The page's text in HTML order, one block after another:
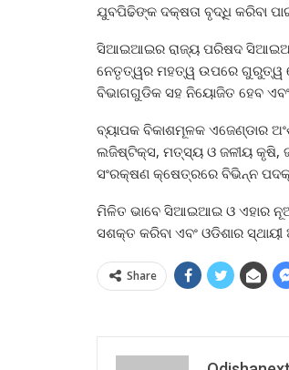
ଯୁବପିଢିଙ୍କ ଦକ୍ଷତା ବୃଦ୍ଧି କରିବା
ସିଆଇଆଇର ରାଜ୍ୟ ପରିଷଦ ସିଆଇଆଇ
ନେତୃତ୍ୱର ମହତ୍ୱ ଉପରେ ଗୁରୁତ୍ୱ
ବିଭାଗଗୁଡିକ ସହ ନିୟୋଜିତ ହେବ
ବ୍ୟାପକ ବିକାଶମୂଳକ ଏଜେଣ୍ଡାର
ଲଜିଷ୍ଟିକ୍ସ, ମତ୍ସ୍ୟ ଓ ଜଳୀୟ କୃଷି,
ସଂରକ୍ଷଣ କ୍ଷେତ୍ରରେ ବିଭିନ୍ନ
ମିଳିତ ଭାବେ ସିଆଇଆଇ ଓ ଏହାର
ସଶକ୍ତ କରିବା ଏବଂ ଓଡିଶାର
Share